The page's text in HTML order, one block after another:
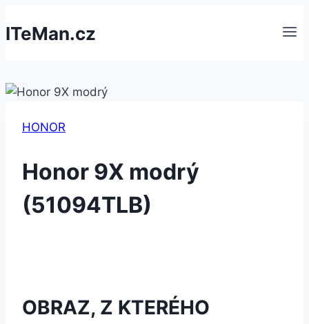
na
ITeMan.cz
HONOR
Honor 9X modrý
(51094TLB)
OBRAZ, Z KTERÉHO